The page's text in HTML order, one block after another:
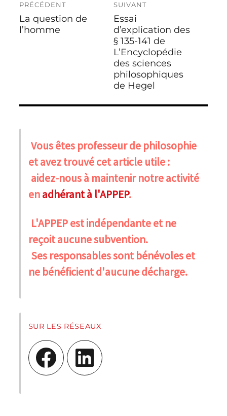
de
l’article
PRÉCÉDENT
Publication
précédente :
La question de
l’homme
SUIVANT
Publication
suivante :
Essai
d’explication des
§ 135-141 de
L’Encyclopédie
des sciences
philosophiques
de Hegel
Vous êtes professeur de philosophie
et avez trouvé cet article utile :
aidez-nous à maintenir notre activité
enadhérant à l'APPEP.
L'APPEP est indépendante et ne
reçoit aucune subvention.
Ses responsables sont bénévoles et
ne bénéficient d'aucune décharge.
SUR LES RÉSEAUX
Facebook LinkedIn